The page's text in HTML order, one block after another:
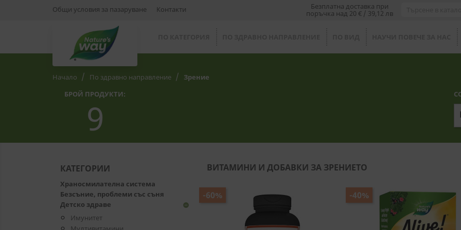
Общи условия за пазаруване Контакти Безплатна доставка при
поръчка над 20 € / 39,12 лв
Начало По здравно направление
Зрение
БРОЙ ПРОДУКТИ:
9
КАТЕГОРИИ
Храносмилателна система
Безсъние, проблеми със съня
Детско здраве
remove_circle
Имунитет
ВИТАМИНИ И ДОБАВКИ ЗА ЗРЕНИЕТО
-60% -40%